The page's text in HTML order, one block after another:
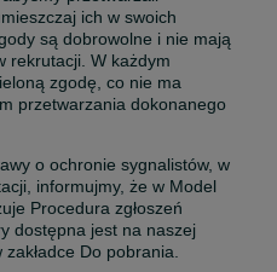
ich w swoich
są dobrowolne i nie mają
rekrutacji. W każdym
zgodę, co nie ma
przetwarzania dokonanego
o ochronie sygnalistów, w
informujmy, że w Model
Procedura zgłoszeń
dostępna jest na naszej
Do pobrania.